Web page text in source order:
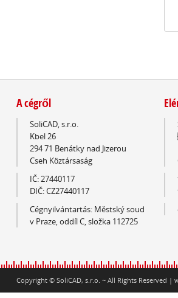
A cégről
SoliCAD, s.r.o.
Kbel 26
294 71 Benátky nad Jizerou
Cseh Köztársaság
IČ: 27440117
DIČ: CZ27440117
Cégnyilvántartás: Městský soud
v Praze, oddíl C, složka 112725
Copyright © SoliCAD, s.r.o. ~ All Rights Reserved |